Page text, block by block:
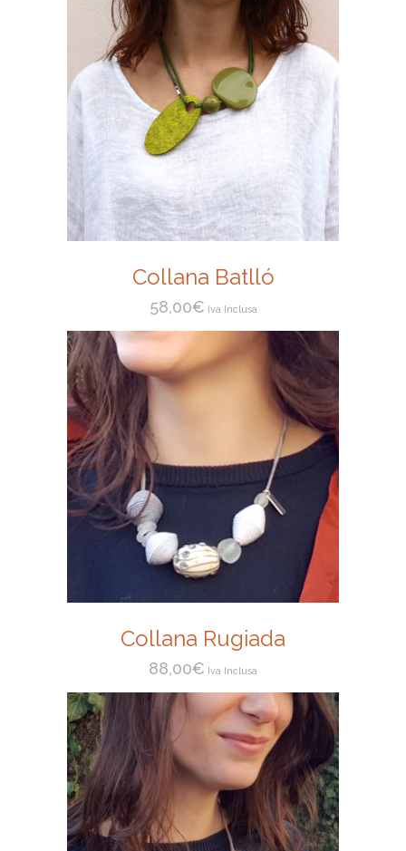
Collana Batlló
58,00€ Iva Inclusa
Collana Rugiada
88,00€ Iva Inclusa